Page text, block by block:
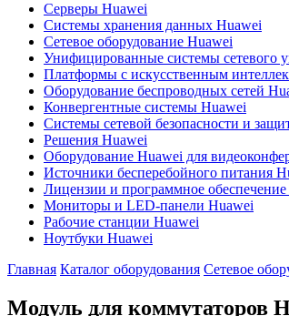
Серверы Huawei
Системы хранения данных Huawei
Сетевое оборудование Huawei
Унифицированные системы сетевого
Платформы с искусственным
Оборудование беспроводных сетей
Конвергентные системы Huawei
Системы сетевой безопасности и
Решения Huawei
Оборудование Huawei для
Источники бесперебойного питания
Лицензии и программное
Мониторы и LED-панели Huawei
Рабочие станции Huawei
Ноутбуки Huawei
Главная Каталог оборудования Сетевое
Модуль для коммутаторов